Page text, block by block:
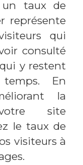
taux de
représente
qui
consulté
y restent
En
la
site
le taux de
visiteurs à